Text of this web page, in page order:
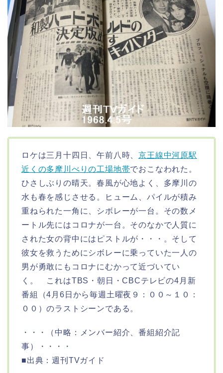
ロケは三月十四日、午前八時、京王線中河原駅
近くの多摩川べりの工場地帯でおこなわれた。
ひさしぶりの晴天。春風が心地よく、多摩川の
水も春を感じさせる。ヒューム、パイルが積み
重ねられた一角に、シボレーが一台。その数メ
ートル先にはコロナが一台。そのなかで人質に
された女の背中にはピストルが・・・。そして
彼女を救うためにシボレーに乗っていた一人の
男が勇敢にもコロナにむかって近づいてい
く。 これはTBS・朝日・CBCテレビの4月新
番組（4月6日から毎週土曜夜９：００～１０：
００）のラストシーンである。
・・・（中略：メンバー紹介、番組紹介記
事）・・・・
■出典：週刊TVガイド